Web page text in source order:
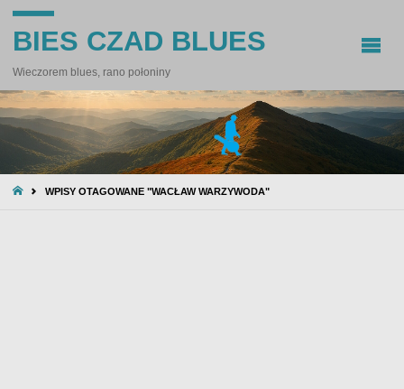
BIES CZAD BLUES
Wieczorem blues, rano połoniny
STRONA
WPISY OTAGOWANE "WACŁAW WARZYWODA"